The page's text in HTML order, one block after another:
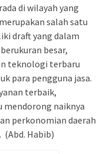
di wilayah yang
salah satu
draft yang dalam
besar,
teknologi terbaru
para pengguna jasa.
terbaik,
mendorong naiknya
perkonomian daerah
(Abd. Habib)